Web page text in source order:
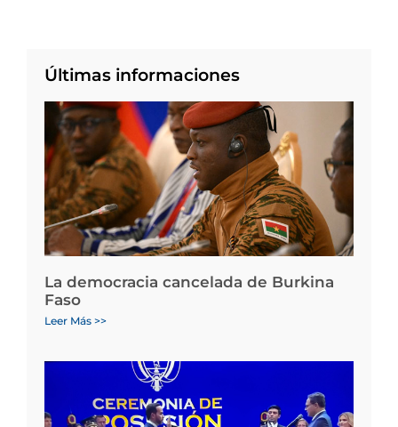
Últimas informaciones
La democracia cancelada de Burkina
Faso
Leer Más >>